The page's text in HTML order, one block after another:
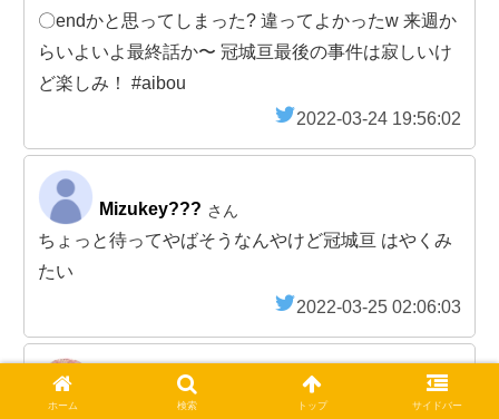
〇endかと思ってしまった? 違ってよかったw 来週か
らいよいよ最終話か〜 冠城亘最後の事件は寂しいけ
ど楽しみ！ #aibou
2022-03-24 19:56:02
Mizukey??? さん
ちょっと待ってやばそうなんやけど冠城亘 はやくみ
たい
2022-03-25 02:06:03
ぷらいべーとあい?
ホーム 検索 トップ サイドバー